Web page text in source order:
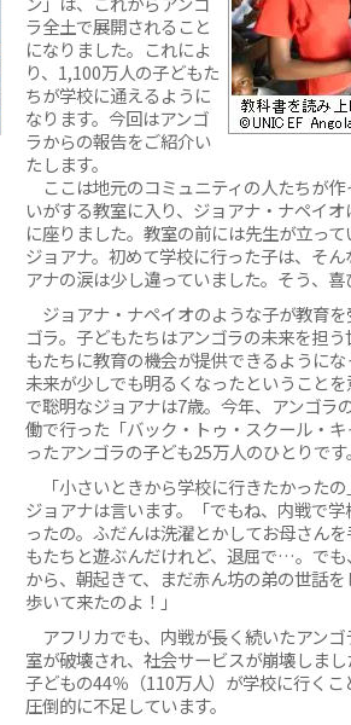
ラ全土で展開されること
になりました。これによ
り、1,100万人の子どもた
ちが学校に通えるように
なります。今回はアンゴ
ラからの報告をご紹介い
たします。
ここは地元のコミュニティの人たちが
いがする教室に入り、ジョアナ・ナペイ
に座りました。教室の前には先生が立っ
ジョアナ。初めて学校に行った子は、そ
アナの涙は少し違っていました。そう、
ジョアナ・ナペイオのような子が教育
ゴラ。子どもたちはアンゴラの未来を担
もたちに教育の機会が提供できるように
未来が少しでも明るくなったということ
で聡明なジョアナは7歳。今年、アンゴラ
働で行った「バック・トゥ・スクール・
ったアンゴラの子ども25万人のひとりです
「小さいときから学校に行きたかった
ジョアナは言います。「でもね、内戦で
ったの。ふだんは洗濯とかしてお母さん
もたちと遊ぶんだけれど、退屈で…。で
から、朝起きて、まだ赤ん坊の弟の世話
歩いて来たのよ！」
アフリカでも、内戦が長く続いたアン
室が破壊され、社会サービスが崩壊しま
子どもの44％（110万人）が学校に行く
圧倒的に不足しています。